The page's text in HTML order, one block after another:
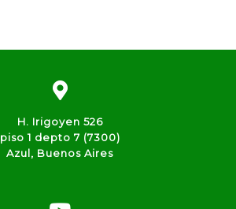
H. Irigoyen 526
piso 1 depto 7 (7300)
Azul, Buenos Aires